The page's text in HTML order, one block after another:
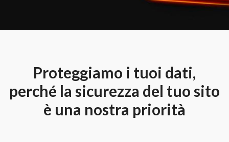
Proteggiamo i tuoi dati,
perché la sicurezza del tuo sito
è una nostra priorità